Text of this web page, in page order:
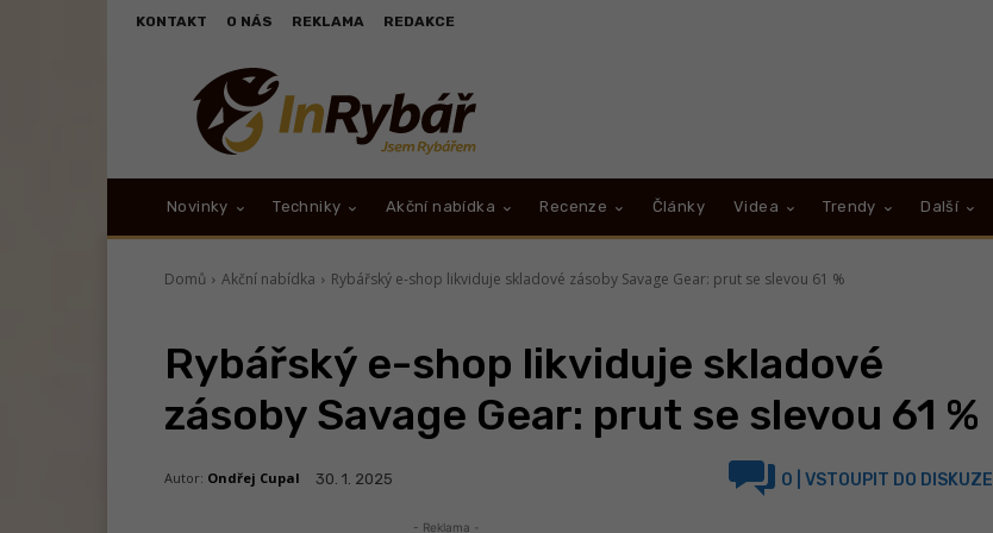
KONTAKT O NÁS REKLAMA REDAKCE
Novinky Techniky Akční nabídka Recenze Články Videa Trendy Další
Domů Akční nabídka Rybářský e-shop likviduje skladové zásoby Savage Gear: prut se slevou 61 %
Rybářský e-shop likviduje skladové
zásoby Savage Gear: prut se slevou 61 %
Autor: Ondřej Cupal 30. 1. 2025 0 | VSTOUPIT DO DISKUZE
- Reklama -